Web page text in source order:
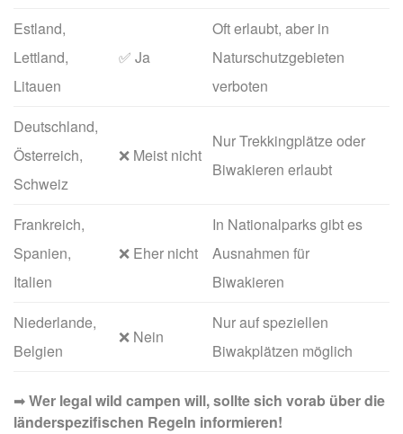
Estland,
Lettland,
Litauen
✅ Ja
Oft erlaubt, aber in
Naturschutzgebieten
verboten
Deutschland,
Österreich,
Schweiz
❌ Meist nicht
Nur Trekkingplätze oder
Biwakieren erlaubt
Frankreich,
Spanien,
Italien
❌ Eher nicht
In Nationalparks gibt es
Ausnahmen für
Biwakieren
Niederlande,
Belgien
❌ Nein
Nur auf speziellen
Biwakplätzen möglich
➡Wer legal wild campen will, sollte sich vorab über die
länderspezifischen Regeln informieren!